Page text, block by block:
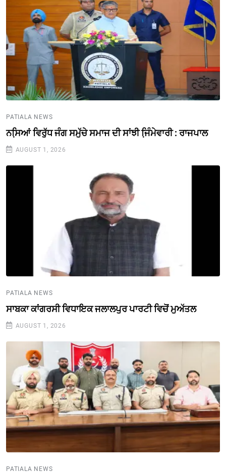
PATIALA NEWS
ਨਸਿ਼ਆਂ ਵਿਰੁੱਧ ਜੰਗ ਸਮੁੱਚੇ ਸਮਾਜ ਦੀ ਸਾਂਝੀ ਜਿ਼ੰਮੇਵਾਰੀ : ਰਾਜਪਾਲ
AUGUST 1, 2026
PATIALA NEWS
ਸਾਬਕਾ ਕਾਂਗਰਸੀ ਵਿਧਾਇਕ ਜਲਾਲਪੁਰ ਪਾਰਟੀ ਵਿਚੋਂ ਮੁਅੱਤਲ
AUGUST 1, 2026
PATIALA NEWS